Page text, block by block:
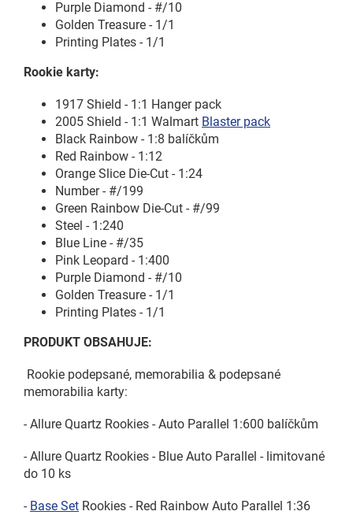
Purple Diamond - #/10
Golden Treasure - 1/1
Printing Plates - 1/1
Rookie karty:
1917 Shield - 1:1 Hanger pack
2005 Shield - 1:1 Walmart Blaster pack
Black Rainbow - 1:8 balíčkům
Red Rainbow - 1:12
Orange Slice Die-Cut - 1:24
Number - #/199
Green Rainbow Die-Cut - #/99
Steel - 1:240
Blue Line - #/35
Pink Leopard - 1:400
Purple Diamond - #/10
Golden Treasure - 1/1
Printing Plates - 1/1
PRODUKT OBSAHUJE:
Rookie podepsané, memorabilia & podepsané
memorabilia karty:
- Allure Quartz Rookies - Auto Parallel 1:600 balíčkům
- Allure Quartz Rookies - Blue Auto Parallel - limitované
do 10 ks
- Base Set Rookies - Red Rainbow Auto Parallel 1:36